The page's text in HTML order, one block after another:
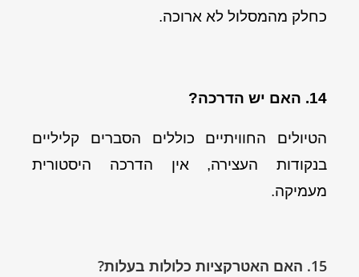
כחלק מהמסלול לא ארוכה.
14. האם יש הדרכה?
הטיולים החוויתיים כוללים הסברים קליליים
בנקודות העצירה, אין הדרכה היסטורית
מעמיקה.
15. האם האטרקציות כלולות בעלות?